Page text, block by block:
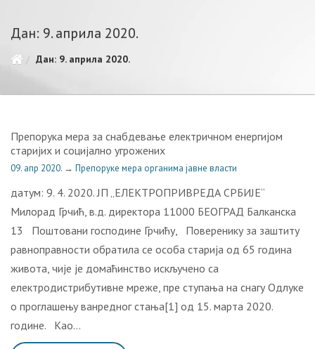
Дан: 9. априла 2020.
Дан: 9. априла 2020.
Прeпoрукa мeрa зa снaбдeвaњe eлeктричнoм eнeргиjoм
стaриjих и сoциjaлнo угрoжeних
09. апр 2020. → Препоруке мера органима јавне власти
датум: 9. 4. 2020. ЈП „ЕЛЕКТРОПРИВРЕДА СРБИЈЕ“
Милорад Грчић, в.д. директора 11000 БЕОГРАД Балканска
13 Поштовани господине Грчићу, Поверенику за заштиту
равноправности обратила се особа старија од 65 година
живота, чије је домаћинство искључено са
електродистрибутивне мреже, пре ступања на снагу Одлуке
о проглашењу ванредног стања[1] од 15. марта 2020.
године. Као…